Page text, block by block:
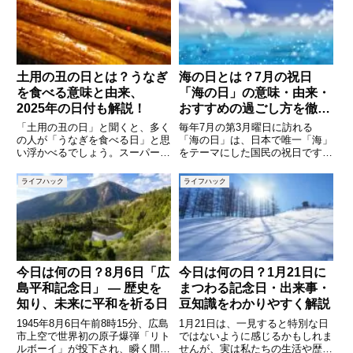
ど、さまざまなエピソードが隠さ
れています。この記事では、8月
記念日が定められています。本記
事では、10月30日の代表的
土用の丑の日とは？うなぎ
を食べる意味と由来、
2025年の日付も解説！
「土用の丑の日」と聞くと、多く
の人が「うなぎを食べる日」と思
い浮かべるでしょう。スーパーで
れ、夏の風物詩として定着してい
ますが、そもそも「土用の丑の
日」とは何なのか、なぜうなぎを
食べるのかを知っている人は少な
い
海の日とは？7月の祝日
「海の日」の意味・由来・
おすすめの過ごし方を徹底
解説
毎年7月の第3月曜日に訪れる
「海の日」は、日本で唯一「海」
をテーマにした国民の祝日です。
花火大会と重なることも多く、多
くの人が夏レジャーを楽しむ連休
として親しんでいます。しかし
「なぜ海の日が祝日になったの
か」「
ライフハック
今日は何の日？8月6日「広
島平和記念日」 — 歴史を
知り、未来に平和を祈る日
1945年8月6日午前8時15分、広島
市上空で世界初の原子爆弾「リト
ルボーイ」が投下され、瞬く間に
ライフハック
今日は何の日？1月21日に
まつわる記念日・出来事・
豆知識をわかりやすく解説
1月21日は、一見すると特別な日
ではないように感じるかもしれま
せんが、実は私たちの生活や歴